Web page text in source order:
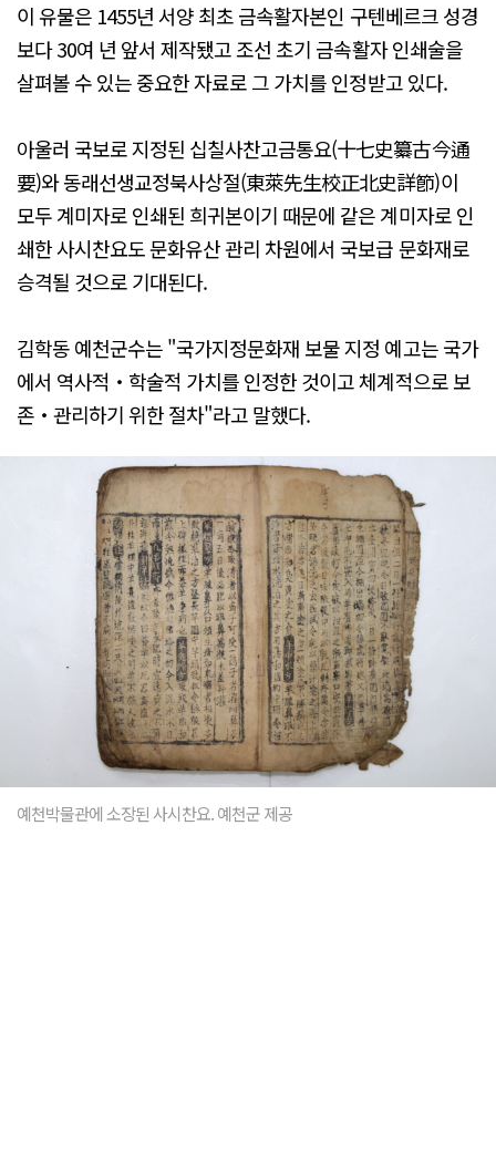
이 유물은 1455년 서양 최초 금속활자본인 구텐베르크 성경
보다 30여 년 앞서 제작됐고 조선 초기 금속활자 인쇄술을
살펴볼 수 있는 중요한 자료로 그 가치를 인정받고 있다.
아울러 국보로 지정된 십칠사찬고금통요(十七史纂古今通
要)와 동래선생교정북사상절(東萊先生校正北史詳節)이
모두 계미자로 인쇄된 희귀본이기 때문에 같은 계미자로 인
쇄한 사시찬요도 문화유산 관리 차원에서 국보급 문화재로
승격될 것으로 기대된다.
김학동 예천군수는 "국가지정문화재 보물 지정 예고는 국가
에서 역사적‧학술적 가치를 인정한 것이고 체계적으로 보
존‧관리하기 위한 절차"라고 말했다.
예천박물관에 소장된 사시찬요. 예천군 제공